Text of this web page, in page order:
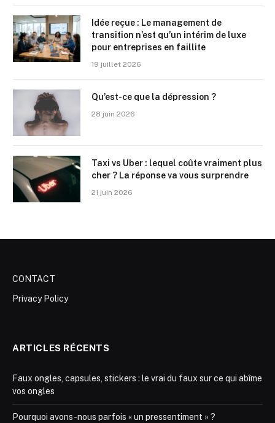
Idée reçue : Le management de
transition n’est qu’un intérim de luxe
pour entreprises en faillite
19 juillet 2026
Qu’est-ce que la dépression ?
28 juin 2026
Taxi vs Uber : lequel coûte vraiment plus
cher ? La réponse va vous surprendre
21 juin 2026
CONTACT
Privacy Policy
ARTICLES RÉCENTS
Faux ongles, capsules, stickers : le vrai du faux sur ce qui abîme
vos ongles
Pourquoi avons-nous parfois « un pressentiment » ?